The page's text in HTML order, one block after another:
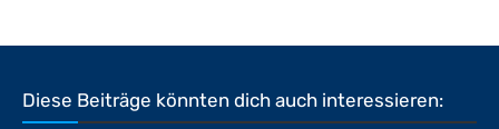
Diese Beiträge könnten dich auch interessieren: